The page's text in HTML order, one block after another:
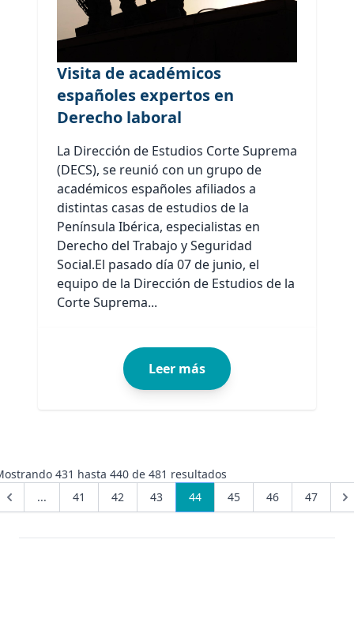
Visita de académicos
españoles expertos en
Derecho laboral
La Dirección de Estudios Corte Suprema
(DECS), se reunió con un grupo de
académicos españoles afiliados a
distintas casas de estudios de la
Península Ibérica, especialistas en
Derecho del Trabajo y Seguridad
Social.El pasado día 07 de junio, el
equipo de la Dirección de Estudios de la
Corte Suprema...
Leer más
431 hasta 440de 481 resultados
...
41 42 43 44 45 46 47